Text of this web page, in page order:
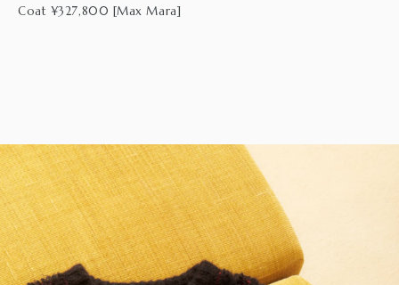
Coat ¥327,800 [Max Mara]